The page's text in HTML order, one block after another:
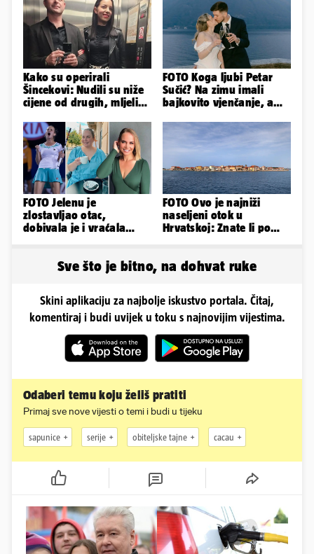
Kako su operirali
Šincekovi: Nudili su niže
cijene od drugih, mljeli
FOTO Koga ljubi Petar
Sučić? Na zimu imali
bajkovito vjenčanje, a
sin!
FOTO Jelenu je
zlostavljao otac,
dobivala je i vraćala
FOTO Ovo je najniži
naseljeni otok u
Hrvatskoj: Znate li po
Sve što je bitno, na dohvat ruke
Skini aplikaciju za najbolje iskustvo portala. Čitaj,
komentiraj i budi uvijek u toku s najnovijim vijestima.
Odaberi temu koju želiš pratiti
Primaj sve nove vijesti o temi i budi u tijeku
sapunice serije obiteljske tajne cacau